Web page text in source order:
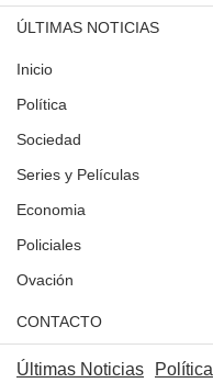
ÚLTIMAS NOTICIAS
Inicio
Política
Sociedad
Series y Películas
Economia
Policiales
Ovación
CONTACTO
Últimas Noticias Política